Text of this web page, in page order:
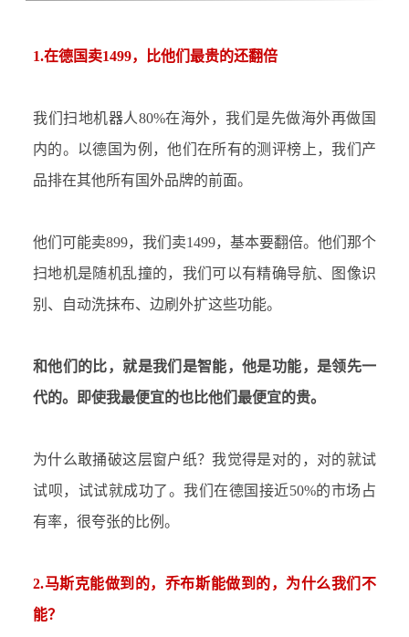
1.在德国卖1499，比他们最贵的还翻倍
我们扫地机器人80%在海外，我们是先做海外再做国
内的。以德国为例，他们在所有的测评榜上，我们产
品排在其他所有国外品牌的前面。
他们可能卖899，我们卖1499，基本要翻倍。他们那个
扫地机是随机乱撞的，我们可以有精确导航、图像识
别、自动洗抹布、边刷外扩这些功能。
和他们的比，就是我们是智能，他是功能，是领先一
代的。即使我最便宜的也比他们最便宜的贵。
为什么敢捅破这层窗户纸？我觉得是对的，对的就试
试呗，试试就成功了。我们在德国接近50%的市场占
有率，很夸张的比例。
2.马斯克能做到的，乔布斯能做到的，为什么我们不
能？